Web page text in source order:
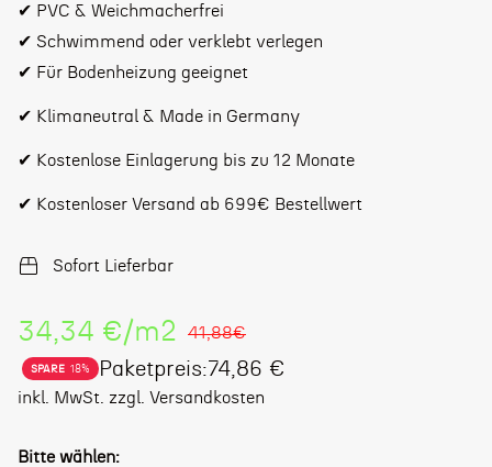
✔ PVC & Weichmacherfrei
✔ Schwimmend oder verklebt verlegen
✔ Für Bodenheizung geeignet
✔ Klimaneutral & Made in Germany
✔ Kostenlose Einlagerung bis zu 12 Monate
✔ Kostenloser Versand ab 699€ Bestellwert
Sofort Lieferbar
Stückpreis
34,34 €/m2 41,88€
SPARE 18%
Verkaufspreis
Paketpreis:74,86 €
Regulärer
Preis
inkl. MwSt. zzgl. Versandkosten
Bitte wählen: